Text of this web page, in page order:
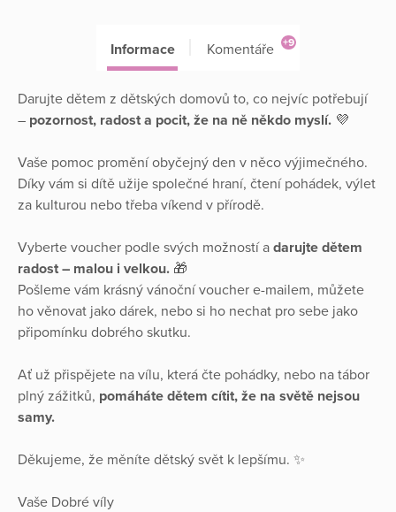
Informace Komentáře +9
Darujte dětem z dětských domovů to, co nejvíc potřebují
– pozornost, radost a pocit, že na ně někdo myslí. 💜
Vaše pomoc promění obyčejný den v něco výjimečného.
Díky vám si dítě užije společné hraní, čtení pohádek, výlet
za kulturou nebo třeba víkend v přírodě.
Vyberte voucher podle svých možností a darujte dětem
radost – malou i velkou. 🎁
Pošleme vám krásný vánoční voucher e-mailem, můžete
ho věnovat jako dárek, nebo si ho nechat pro sebe jako
připomínku dobrého skutku.
Ať už přispějete na vílu, která čte pohádky, nebo na tábor
plný zážitků, pomáháte dětem cítit, že na světě nejsou
samy.
Děkujeme, že měníte dětský svět k lepšímu. ✨
Vaše Dobré víly